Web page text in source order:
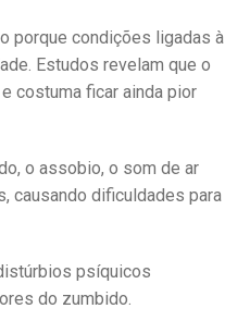
porque condições ligadas à
Estudos revelam que o
costuma ficar ainda pior
o assobio, o som de ar
causando dificuldades para
psíquicos
do zumbido.